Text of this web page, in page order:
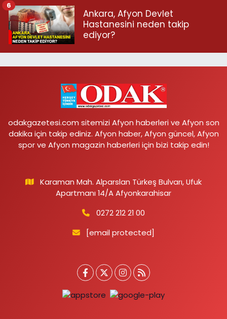
Ankara, Afyon Devlet
Hastanesini neden takip
ediyor?
6
odakgazetesi.com sitemizi Afyon haberleri ve Afyon son
dakika için takip ediniz. Afyon haber, Afyon güncel, Afyon
spor ve Afyon magazin haberleri için bizi takip edin!
Karaman Mah. Alparslan Türkeş Bulvarı, Ufuk
Apartmanı 14/A Afyonkarahisar
0272 212 21 00
[email protected]